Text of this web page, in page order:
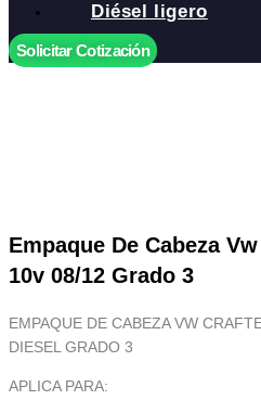
Diésel ligero
Solicitar Cotización
Empaque De Cabeza
10v 08/12 Grado 3
EMPAQUE DE CABEZA VW
DIESEL GRADO 3
APLICA PARA: